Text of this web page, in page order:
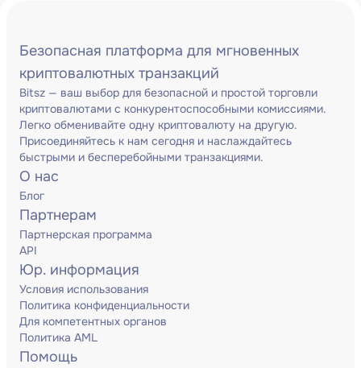
Безопасная платформа для мгновенных
криптовалютных транзакций
Bitsz — ваш выбор для безопасной и простой торговли
криптовалютами с конкурентоспособными комиссиями.
Легко обменивайте одну криптовалюту на другую.
Присоединяйтесь к нам сегодня и наслаждайтесь
быстрыми и бесперебойными транзакциями.
О нас
Блог
Партнерам
Партнерская программа
API
Юр. информация
Условия использования
Политика конфиденциальности
Для компетентных органов
Политика AML
Помощь